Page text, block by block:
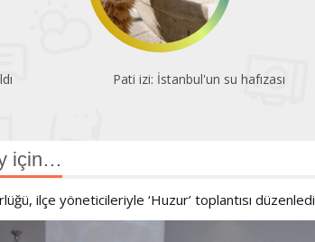
Pati izi: İstanbul'un su hafızası
için…
ilçe yöneticileriyle ‘Huzur’ toplantısı düzenledi